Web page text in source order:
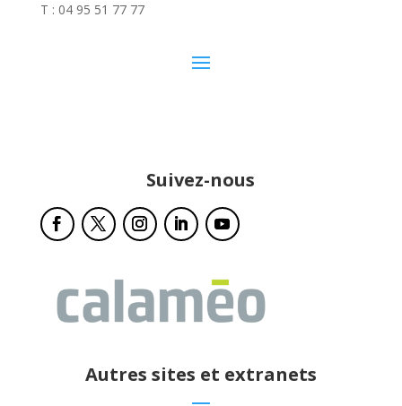
T : 04 95 51 77 77
Suivez-nous
Autres sites et extranets